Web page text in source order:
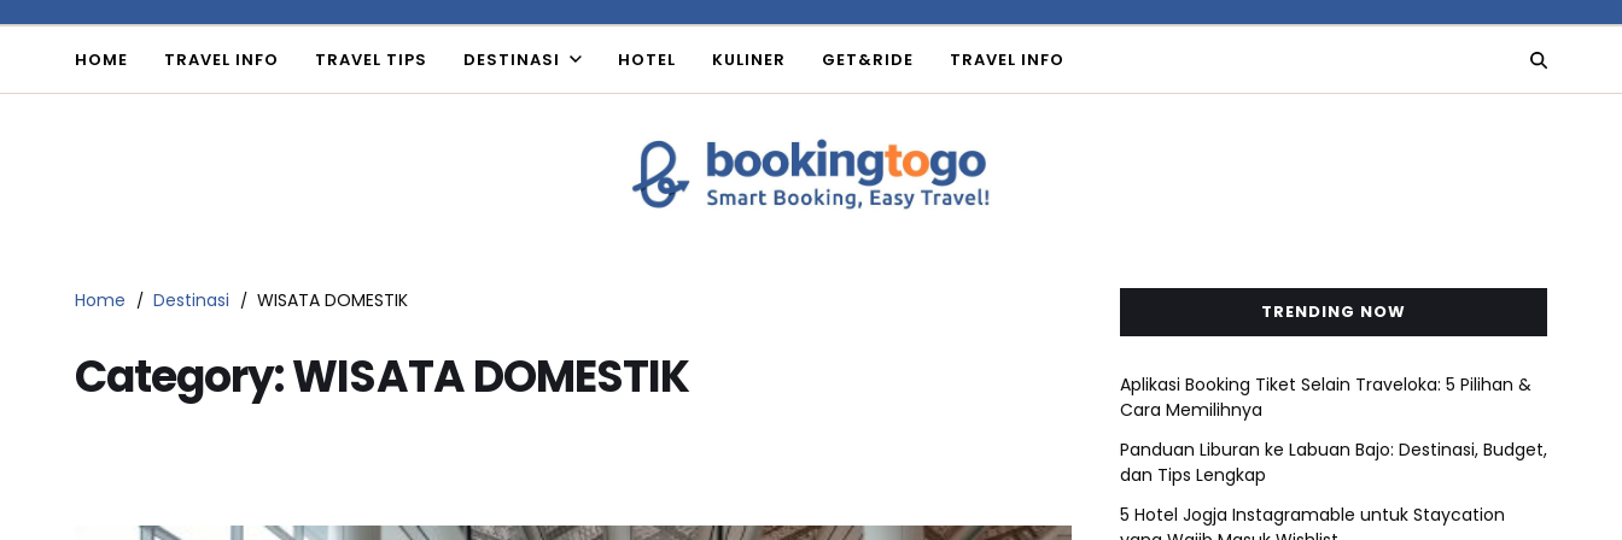
HOME TRAVEL INFO TRAVEL TIPS DESTINASI HOTEL KULINER GET&RIDE TRAVEL INFO
Home Destinasi WISATA DOMESTIK
Category:WISATA DOMESTIK
TRENDING NOW
Aplikasi Booking Tiket Selain Traveloka: 5 Pilihan &
Cara Memilihnya
Panduan Liburan ke Labuan Bajo: Destinasi, Budget,
dan Tips Lengkap
5 Hotel Jogja Instagramable untuk Staycation